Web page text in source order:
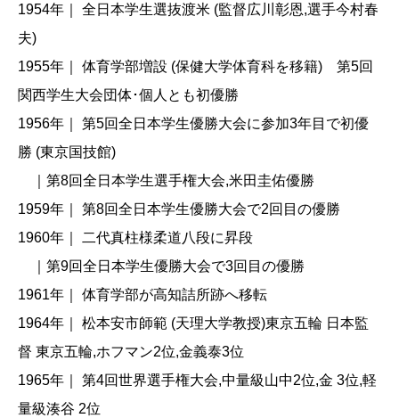
1954年｜ 全日本学生選抜渡米 (監督広川彰恩,選手今村春
夫)
1955年｜ 体育学部増設 (保健大学体育科を移籍) 第5回
関西学生大会団体･個人とも初優勝
1956年｜ 第5回全日本学生優勝大会に参加3年目で初優
勝 (東京国技館)
｜第8回全日本学生選手権大会,米田圭佑優勝
1959年｜ 第8回全日本学生優勝大会で2回目の優勝
1960年｜ 二代真柱様柔道八段に昇段
｜第9回全日本学生優勝大会で3回目の優勝
1961年｜ 体育学部が高知詰所跡へ移転
1964年｜ 松本安市師範 (天理大学教授)東京五輪 日本監
督 東京五輪,ホフマン2位,金義泰3位
1965年｜ 第4回世界選手権大会,中量級山中2位,金 3位,軽
量級湊谷 2位